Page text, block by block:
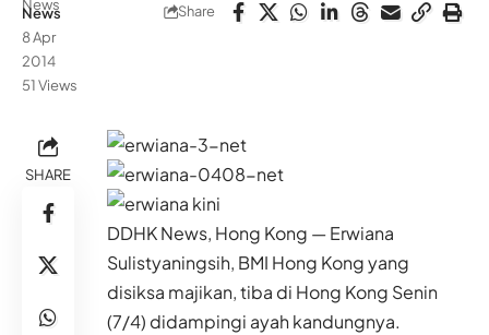
News
8 Apr
2014
51 Views
Share
SHARE
DDHK News, Hong Kong — Erwiana
Sulistyaningsih, BMI Hong Kong yang
disiksa majikan, tiba di Hong Kong Senin
(7/4) didampingi ayah kandungnya.